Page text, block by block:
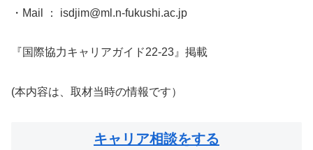
・Mail ： isdjim@ml.n-fukushi.ac.jp
『国際協力キャリアガイド22-23』掲載
(本内容は、取材当時の情報です）
キャリア相談をする